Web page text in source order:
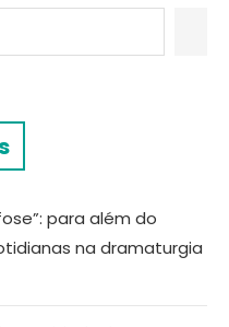
para além do
na dramaturgia